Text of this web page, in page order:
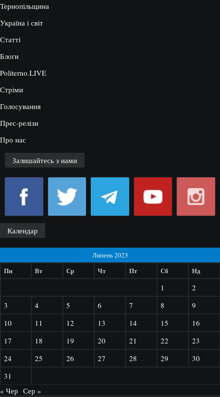
Тернопільщина
Україна і світ
Статті
Блоги
Politerno.LIVE
Стріми
Голосування
Прес-релізи
Про нас
Залишайтесь з нами
Календар
Липень 2023
Пн Вт Ср Чт Пт Сб Нд
1
2
3
4 5 6 7 8
9
10
11 12 13 14 15
16
17
18 19 20 21 22
23
24
25 26 27 28 29
30
31
« Чер Сер »